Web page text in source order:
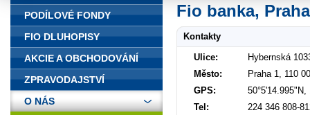
Fio banka,
Kontakty
Ulice:
Hybernská
Město:
Praha 1, 110 00
GPS:
50°5'14.995"N,
Tel:
224 346 808-
PODÍLOVÉ FONDY
FIO DLUHOPISY
AKCIE A OBCHODOVÁNÍ
ZPRAVODAJSTVÍ
O NÁS